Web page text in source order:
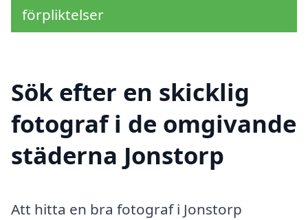
förpliktelser
Sök efter en skicklig
fotograf i de omgivande
städerna Jonstorp
Att hitta en bra fotograf i Jonstorp